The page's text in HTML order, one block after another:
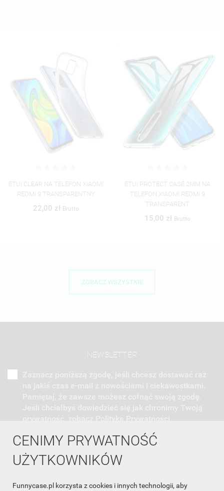
CENIMY PRYWATNOŚĆ
UŻYTKOWNIKÓW
Funnycase.pl korzysta z cookies i innych technologii, aby
ETUI PROTECT CASE 2MM NA
TELEFON XIAOMI REDMI 9
TRANSPARENT
ETUI CLEAR NA TELEFON XIAOMI
REDMI 9 RIMAT_2020-1-101
40,00 zł
ZOBACZ WSZYSTKIE
NEWSLETTER
INFORMACJA O SKLEPIE